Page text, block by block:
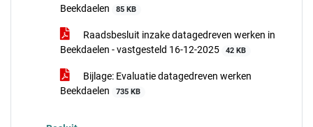
Beekdaelen
85 KB
Raadsbesluit inzake datagedreven werken in
Beekdaelen - vastgesteld 16-12-2025
42 KB
Bijlage: Evaluatie datagedreven werken
Beekdaelen
735 KB